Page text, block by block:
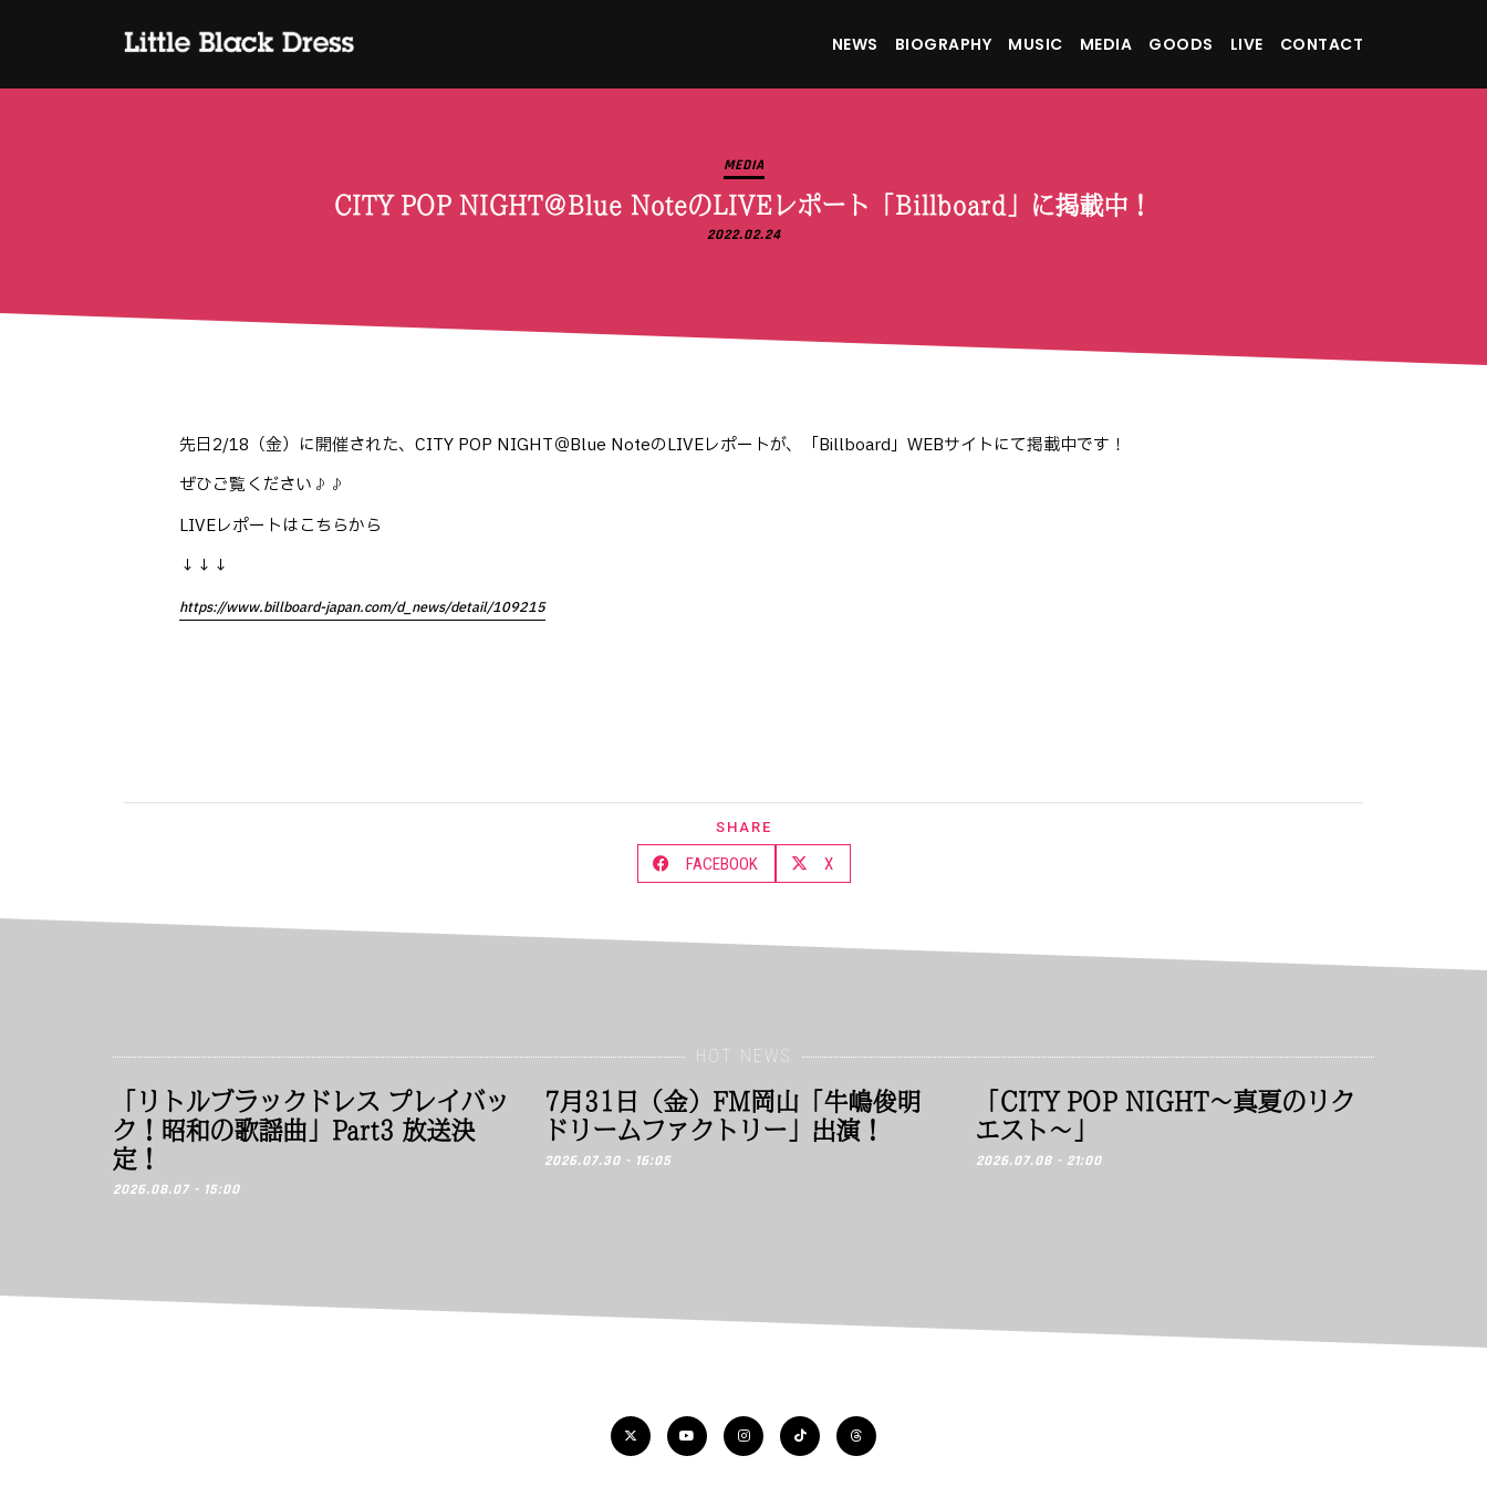
NEWS BIOGRAPHY MUSIC MEDIA GOODS LIVE CONTACT
MEDIA
CITY POP NIGHT＠Blue NoteのLIVEレポート「Billboard」に掲載中！
2022.02.24
先日2/18（金）に開催された、CITY POP NIGHT＠Blue NoteのLIVEレポートが、「Billboard」WEBサイトにて掲載中です！
ぜひご覧ください♪♪
LIVEレポートはこちらから
↓↓↓
https://www.billboard-japan.com/d_news/detail/109215
SHARE
FACEBOOK X
HOT NEWS
「リトルブラックドレス プレイバッ
ク！昭和の歌謡曲」Part3 放送決
定！
2026.08.07 - 15:00
7月31日（金）FM岡山「牛嶋俊明
ドリームファクトリー」出演！
2026.07.30 - 16:05
「CITY POP NIGHT〜真夏のリク
エスト〜」
2026.07.08 - 21:00